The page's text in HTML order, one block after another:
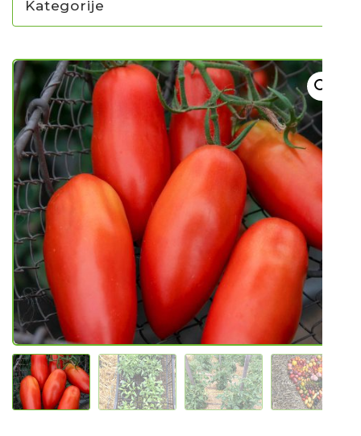
Kategorije
SADNICE
UKRASNO BILJE I TRAJNICE
GRMOVI/DRVEĆE
HIT SEZONE*** VRTNI SLJEZOVI
UKRASNE TRAVE
HORTENZIJE
LJEKOVITO I ZAČINSKO
VOĆE / BOBIČASTO VOĆE
Sjeme
Sjeme povrća
Rajčice
Chili
Ostalo sjeme